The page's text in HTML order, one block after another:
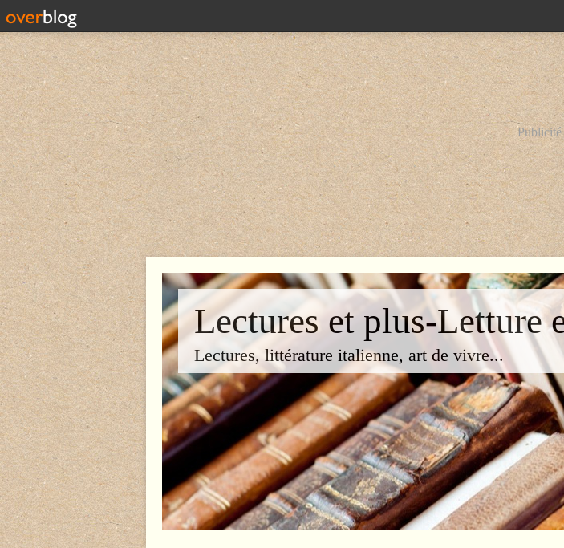
Publicité
Lectures et plus-Letture
Lectures, littérature italienne, art de vivre...